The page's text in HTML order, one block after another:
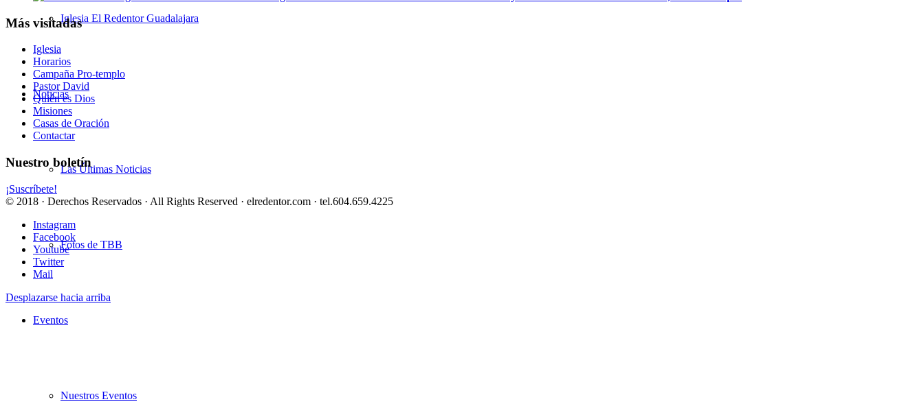
Iglesia El Redentor Guadalajara
Noticias
Las Últimas Noticias
Fotos de TBB
Eventos
Nuestros Eventos
Más visitadas
Iglesia
Horarios
Campaña Pro-templo
Pastor David
Quién es Dios
Misiones
Casas de Oración
Contactar
Nuestro boletín
¡Suscríbete!
© 2018 · Derechos Reservados · All Rights Reserved · elredentor.com · tel.604.659.4225
Instagram
Facebook
Youtube
Twitter
Mail
Desplazarse hacia arriba